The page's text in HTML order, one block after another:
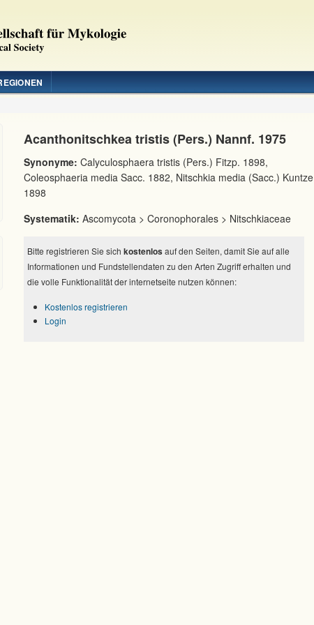
Acanthonitschkea tristis (Pers.) Nannf. 1975
Synonyme: Calyculosphaera tristis (Pers.) Fitzp. 1898,
Coleosphaeria media Sacc. 1882, Nitschkia media (Sacc.) Kuntze
1898
Systematik: Ascomycota > Coronophorales > Nitschkiaceae
Bitte registrieren Sie sich kostenlos auf den Seiten, damit Sie auf alle
Informationen und Fundstellendaten zu den Arten Zugriff erhalten und
die volle Funktionalität der internetseite nutzen können:
Kostenlos registrieren
Login